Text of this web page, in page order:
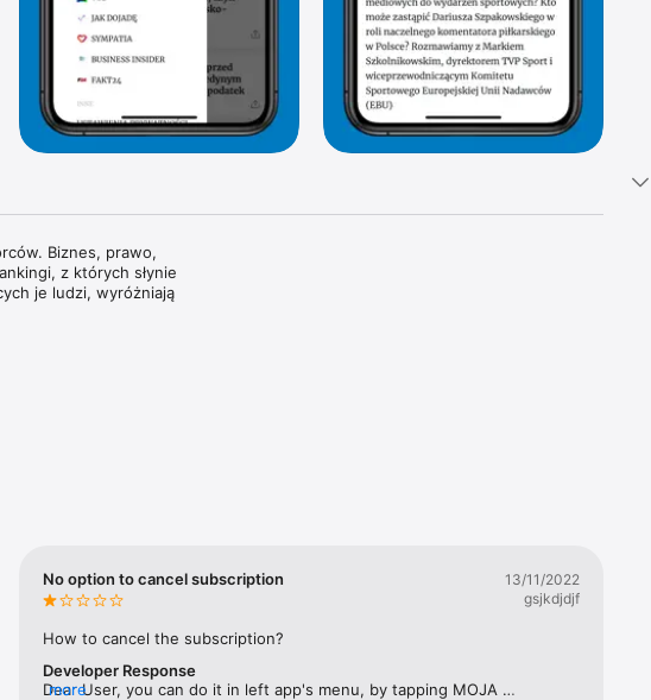
Biznes, prawo,
z których słynie
je ludzi, wyróżniają
światowe
Ale Forbes
W corocznym
aplikacji
No option to cancel subscription
13/11/2022
gsjkdjdjf
How to cancel the subscription?
Developer Response
Dear User, you can do it in left app's menu, by tapping MOJA
more